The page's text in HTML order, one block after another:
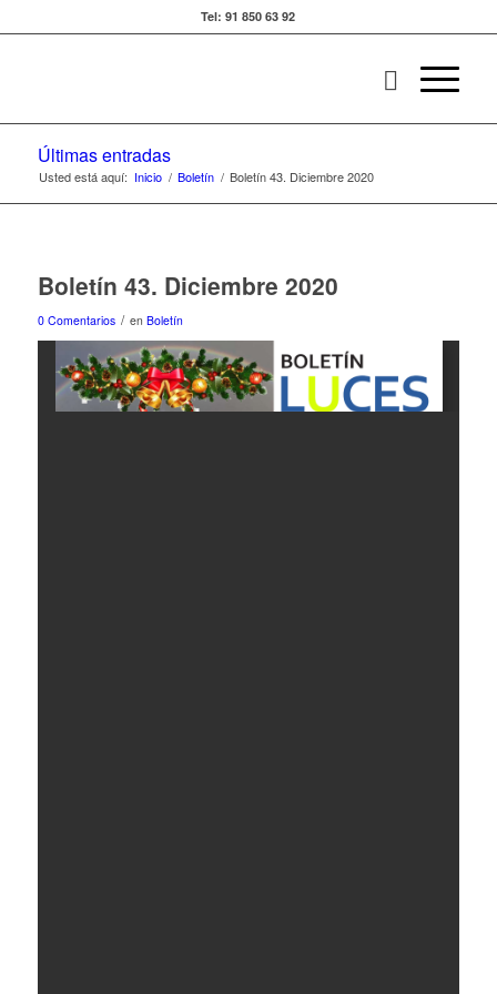
Tel: 91 850 63 92
Últimas entradas
Usted está aquí: Inicio / Boletín / Boletín 43. Diciembre 2020
Boletín 43. Diciembre 2020
0 Comentarios / en Boletín